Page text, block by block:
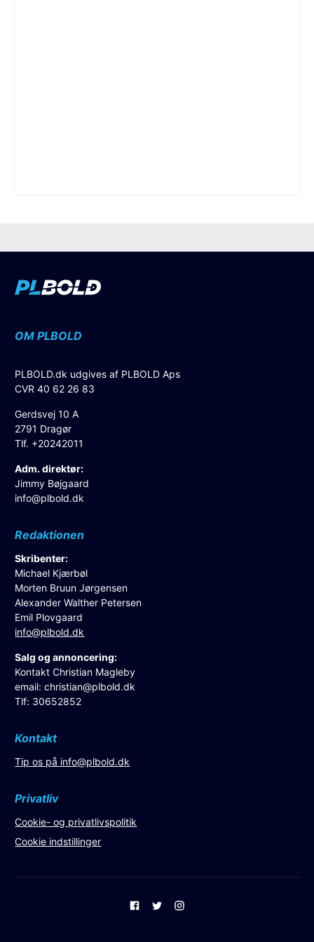
OM PLBOLD
PLBOLD.dk udgives af PLBOLD Aps
CVR 40 62 26 83
Gerdsvej 10 A
2791 Dragør
Tlf. +20242011
Adm. direktør:
Jimmy Bøjgaard
info@plbold.dk
Redaktionen
Skribenter:
Michael Kjærbøl
Morten Bruun Jørgensen
Alexander Walther Petersen
Emil Plovgaard
info@plbold.dk
Salg og annoncering:
Kontakt Christian Magleby
email:christian@plbold.dk
Tlf: 30652852
Kontakt
Tip os på info@plbold.dk
Privatliv
Cookie- og privatlivspolitik
Cookie indstillinger